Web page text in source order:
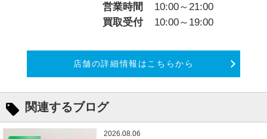
営業時間
10:00～21:00
買取受付
10:00～19:00
店舗の詳細情報はこちらから
関連するブログ
2026.08.06